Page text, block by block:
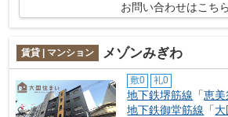
お問い合わせはこちら
賃貸 | マンション メゾンみぎわ
敷0 礼0
地下鉄堺筋線 「恵
地下鉄御堂筋線 「